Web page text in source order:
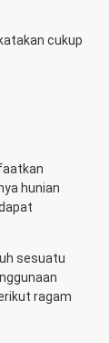
cukup
hunian
sesuatu
ragam